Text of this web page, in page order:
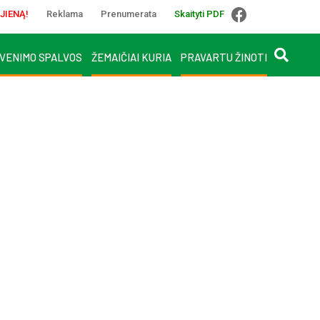
Reklama Prenumerata Skaityti PDF
SPALVOS ŽEMAIČIAI KURIA PRAVARTU ŽINOTI